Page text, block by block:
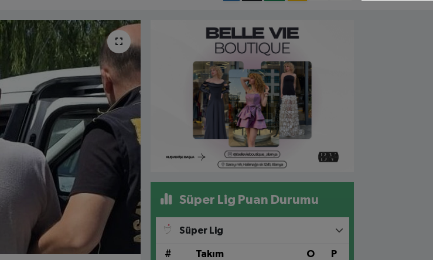
Süper Lig Puan Durumu
Süper Lig
# Takım O P